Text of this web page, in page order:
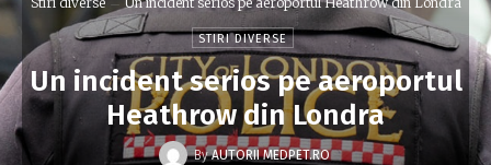
STIRI DIVERSE
Un incident serios pe aeroportul
Heathrow din Londra
By AUTORII MEDPET.RO